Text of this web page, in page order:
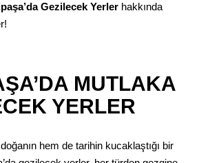
Gezilecek Yerler hakkında
MUTLAKA
YERLER
hem de tarihin kucaklaştığı bir